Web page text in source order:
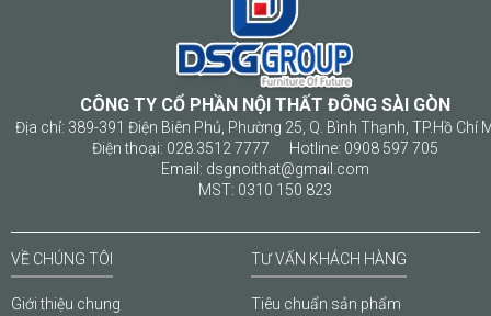
CÔNG TY CỔ PHẦN NỘI THẤT ĐÔNG SÀI GÒN
Địa chỉ: 389-391 Điện Biên Phủ, Phường 25, Q. Bình Thạnh, TP.Hồ Chí
Điện thoại: 028.3512 7777 Hotline: 0908 597 705
Email: dsgnoithat@gmail.com
MST: 0310 150 823
VỀ CHÚNG TÔI
Giới thiệu chung
TƯ VẤN KHÁCH HÀNG
Tiêu chuẩn sản phẩm